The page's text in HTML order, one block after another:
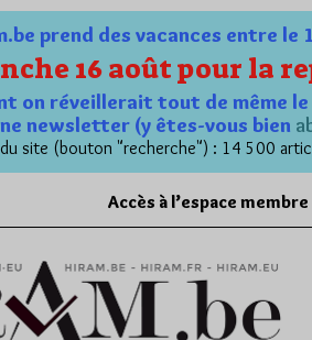
prend des vacances entre
16 août pour la
on réveillerait tout de même
newsletter (y êtes-vous bien
site (bouton "recherche") : 14 500
Accès à l’espace membre